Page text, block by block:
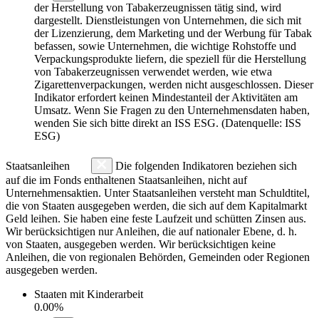
der Herstellung von Tabakerzeugnissen tätig sind, wird
dargestellt. Dienstleistungen von Unternehmen, die sich mit
der Lizenzierung, dem Marketing und der Werbung für Tabak
befassen, sowie Unternehmen, die wichtige Rohstoffe und
Verpackungsprodukte liefern, die speziell für die Herstellung
von Tabakerzeugnissen verwendet werden, wie etwa
Zigarettenverpackungen, werden nicht ausgeschlossen. Dieser
Indikator erfordert keinen Mindestanteil der Aktivitäten am
Umsatz. Wenn Sie Fragen zu den Unternehmensdaten haben,
wenden Sie sich bitte direkt an ISS ESG. (Datenquelle: ISS
ESG)
Staatsanleihen
Die folgenden Indikatoren beziehen sich
auf die im Fonds enthaltenen Staatsanleihen, nicht auf
Unternehmensaktien. Unter Staatsanleihen versteht man Schuldtitel,
die von Staaten ausgegeben werden, die sich auf dem Kapitalmarkt
Geld leihen. Sie haben eine feste Laufzeit und schütten Zinsen aus.
Wir berücksichtigen nur Anleihen, die auf nationaler Ebene, d. h.
von Staaten, ausgegeben werden. Wir berücksichtigen keine
Anleihen, die von regionalen Behörden, Gemeinden oder Regionen
ausgegeben werden.
Staaten mit Kinderarbeit
0.00%